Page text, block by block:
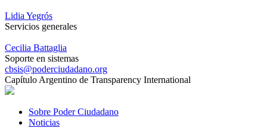
Lidia Yegrós
Servicios generales
Cecilia Battaglia
Soporte en sistemas
cbsis@poderciudadano.org
Capítulo Argentino de Transparency International
Sobre Poder Ciudadano
Noticias